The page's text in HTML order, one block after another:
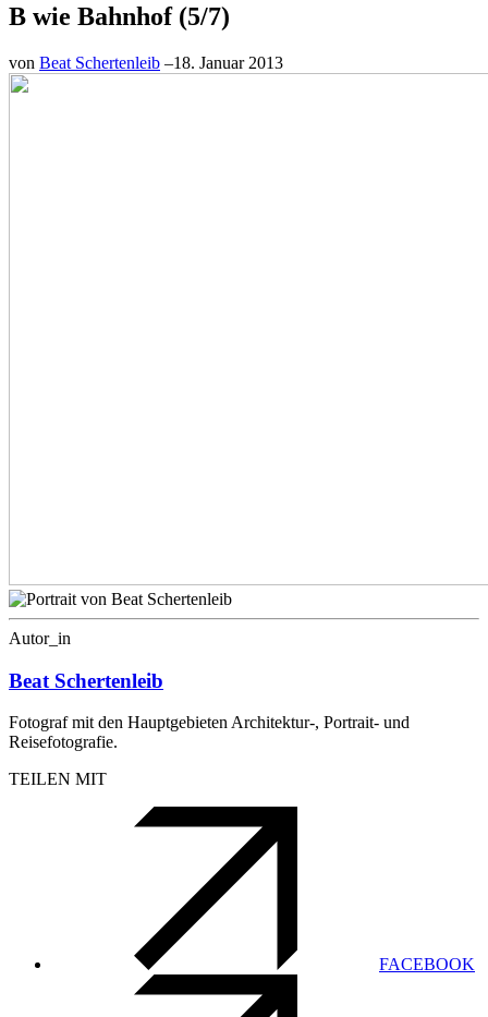
B wie Bahnhof (5/7)
von Beat Schertenleib –18. Januar 2013
Autor_in
Beat Schertenleib
Fotograf mit den Hauptgebieten Architektur-, Portrait- und
Reisefotografie.
TEILEN MIT
FACEBOOK